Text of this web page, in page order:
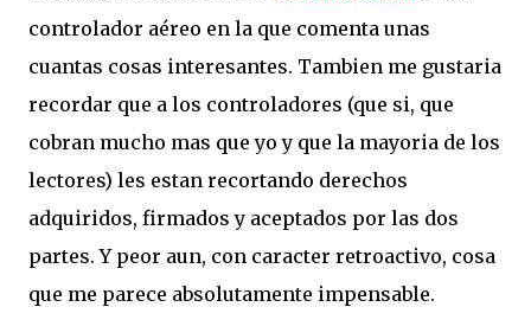
controlador aéreo en la que comenta unas
cuantas cosas interesantes. Tambien me gustaria
recordar que a los controladores (que si, que
cobran mucho mas que yo y que la mayoria de los
lectores) les estan recortando derechos
adquiridos, firmados y aceptados por las dos
partes. Y peor aun, con caracter retroactivo, cosa
que me parece absolutamente impensable.